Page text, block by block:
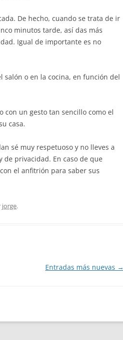
De hecho, cuando se trata de ir
minutos tarde, así das más
Igual de importante es no
salón o en la cocina, en función del
con un gesto tan sencillo como el
casa.
sé muy respetuoso y no lleves a
privacidad. En caso de que
el anfitrión para saber sus
jorge.
Entradas más nuevas →